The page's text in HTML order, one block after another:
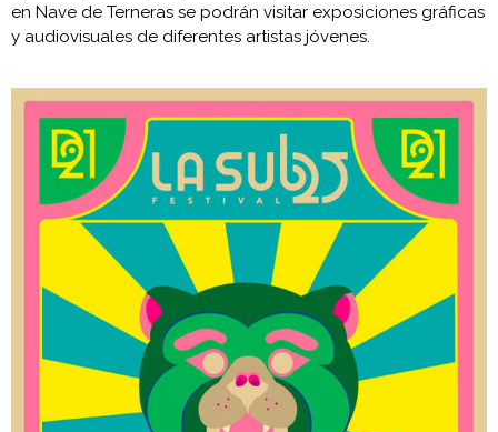
en Nave de Terneras se podrán visitar exposiciones gráficas
y audiovisuales de diferentes artistas jóvenes.